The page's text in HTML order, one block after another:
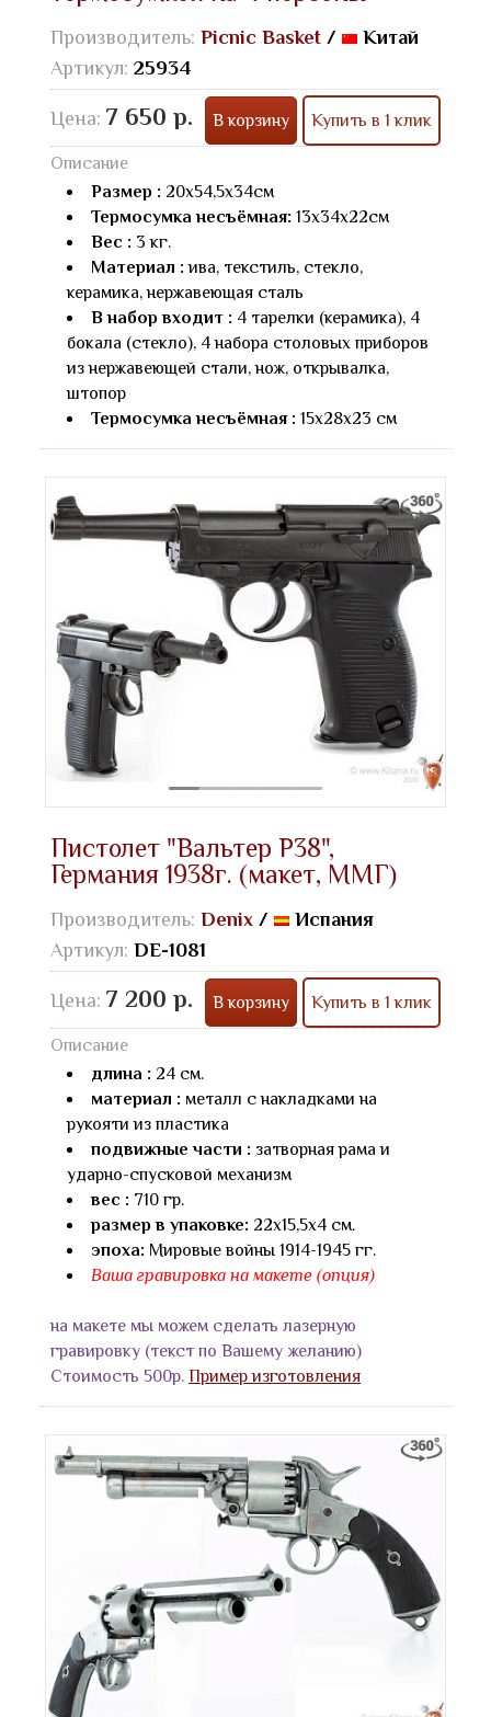
Производитель: Picnic Basket /
Китай
Артикул: 25934
Цена: 7 650 р. В корзину Купить в 1 клик
Описание
Размер : 20х54,5х34см
Термосумка несъёмная: 13х34х22см
Вес : 3 кг.
Материал : ива, текстиль, стекло,
керамика, нержавеющая сталь
В набор входит : 4 тарелки (керамика), 4
бокала (стекло), 4 набора столовых приборов
из нержавеющей стали, нож, открывалка,
штопор
Термосумка несъёмная : 15х28х23 см
Пистолет "Вальтер Р38",
Германия 1938г. (макет, ММГ)
Производитель: Denix /
Испания
Артикул: DE-1081
Цена: 7 200 р. В корзину Купить в 1 клик
Описание
длина : 24 см.
материал : металл с накладками на
рукояти из пластика
подвижные части : затворная рама и
ударно-спусковой механизм
вес : 710 гр.
размер в упаковке: 22х15,5х4 см.
эпоха: Мировые войны 1914-1945 гг.
Ваша гравировка на макете (опция)
на макете мы можем сделать лазерную
гравировку (текст по Вашему желанию)
Стоимость 500р. Пример изготовления